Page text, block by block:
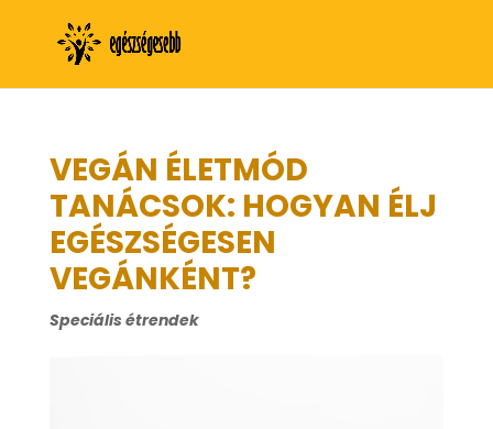
VEGÁN ÉLETMÓD
TANÁCSOK: HOGYAN ÉLJ
EGÉSZSÉGESEN
VEGÁNKÉNT?
Speciális étrendek